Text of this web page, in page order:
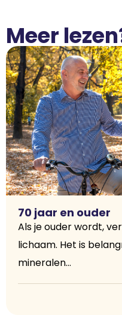
Meer
70 jaar en ouder
Als je ouder wordt,
lichaam. Het is
mineralen...